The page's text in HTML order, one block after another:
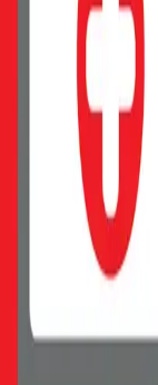
JOY
PLUS
SWISSTEN Soft
příjemný na dotek,
provedení s